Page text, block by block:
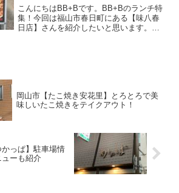
こんにちはBB+Bです。BB+Bのランチ特
集！今回は福山市春日町にある【味八春
日店】さんを紹介したいと思います。す
岡山市【たこ焼き安花里】とろとろで美
味しいたこ焼きをテイクアウト！
っぱ】駐車場情
ーも紹介